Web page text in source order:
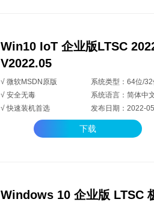
Win10 IoT 企业版LTSC
V2022.05
√ 微软MSDN原版
系统类型：64位/32
√ 安全无毒
系统语言：简体中
√ 快速装机首选
发布日期：2022-
下载
Windows 10 企业版 LTSC